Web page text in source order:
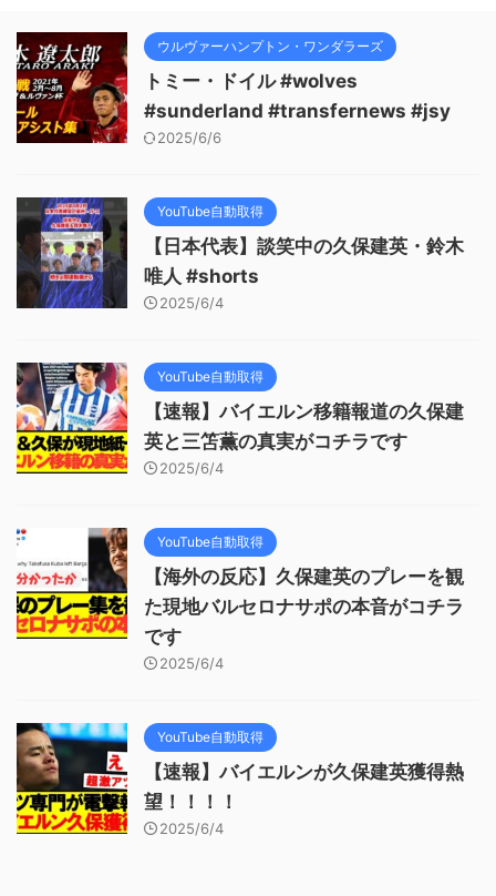
ウルヴァーハンプトン・ワンダラーズ
トミー・ドイル #wolves
#sunderland #transfernews #jsy
2025/6/6
YouTube自動取得
【日本代表】談笑中の久保建英・鈴木
唯人 #shorts
2025/6/4
YouTube自動取得
【速報】バイエルン移籍報道の久保建
英と三笘薫の真実がコチラです
2025/6/4
YouTube自動取得
【海外の反応】久保建英のプレーを観
た現地バルセロナサポの本音がコチラ
です
2025/6/4
YouTube自動取得
【速報】バイエルンが久保建英獲得熱
望！！！！
2025/6/4